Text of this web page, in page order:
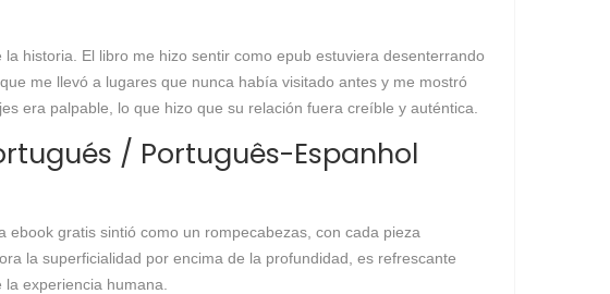
historia. El libro me hizo sentir como epub estuviera desenterrando
me llevó a lugares que nunca había visitado antes y me mostró
era palpable, lo que hizo que su relación fuera creíble y auténtica.
/ Português-Espanhol
gratis sintió como un rompecabezas, con cada pieza
la superficialidad por encima de la profundidad, es refrescante
experiencia humana.